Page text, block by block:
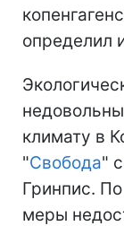
определил
климату в
"Свобода"
Гринпис.
меры